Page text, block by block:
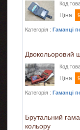
Код
Ціна:
Категорія : Гаманці
Двокольоровий
Код
Ціна:
Категорія : Гаманці
Брутальний
кольору